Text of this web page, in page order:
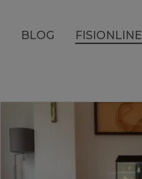
BLOG FISIONLINE